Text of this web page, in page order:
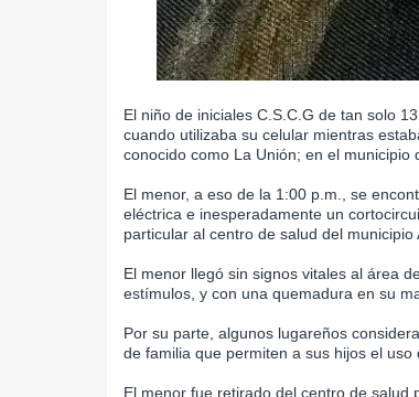
El niño de iniciales C.S.C.G de tan solo
cuando utilizaba su celular mientras
conocido como La Unión; en el municipio
El menor, a eso de la 1:00 p.m., se
eléctrica e inesperadamente un
particular al centro de salud del municipio
El menor llegó sin signos vitales al área
estímulos, y con una quemadura en su
Por su parte, algunos lugareños
de familia que permiten a sus hijos el uso
El menor fue retirado del centro de salud